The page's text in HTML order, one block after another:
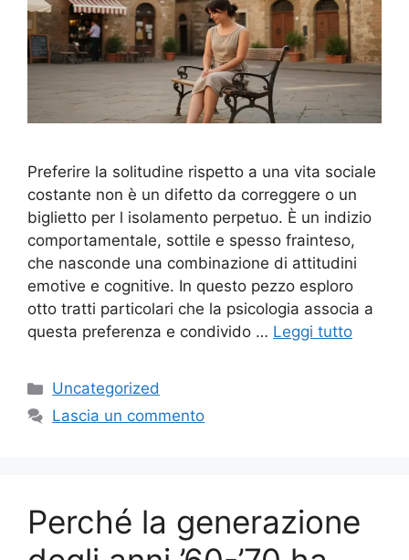
Preferire la solitudine rispetto a una vita sociale
costante non è un difetto da correggere o un
biglietto per l isolamento perpetuo. È un indizio
comportamentale, sottile e spesso frainteso,
che nasconde una combinazione di attitudini
emotive e cognitive. In questo pezzo esploro
otto tratti particolari che la psicologia associa a
questa preferenza e condivido … Leggi tutto
Categorie
Uncategorized
Lascia un commento
Perché la generazione